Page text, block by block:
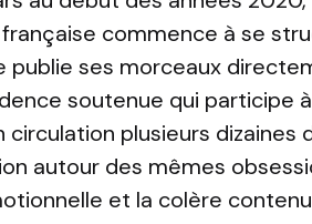
commence à se
publie ses morceaux
soutenue qui participe
circulation plusieurs dizaines
autour des mêmes
et la colère